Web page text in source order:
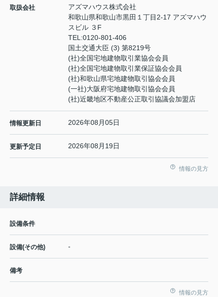
取扱会社
アズマハウス株式会社
和歌山県和歌山市黒田１丁目2-17 アズマハウ
スビル ３F
TEL:0120-801-406
国土交通大臣 (3) 第8219号
(社)全国宅地建物取引業協会会員
(社)全国宅地建物取引業保証協会会員
(社)和歌山県宅地建物取引協会会員
(一社)大阪府宅地建物取引協会会員
(社)近畿地区不動産公正取引協議会加盟店
情報更新日 2026年08月05日
更新予定日 2026年08月19日
情報の見方
詳細情報
設備条件
設備(その他) -
備考
情報の見方